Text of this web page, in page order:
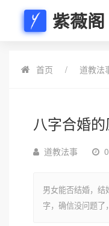
紫薇阁
首页 道教法
八字合婚的
道教法事
男女能否结婚，结
字，确信没问题了